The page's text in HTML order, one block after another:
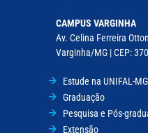
CAMPUS VARGINHA
Av. Celina Ferreira
Varginha/MG | CEP:
Estude na UNIFAL-MG
Graduação
Pesquisa e Pós-
Extensão